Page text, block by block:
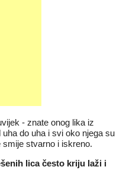
- znate onog lika iz
do uha i svi oko njega su
stvarno i iskreno.
lica često kriju laži i